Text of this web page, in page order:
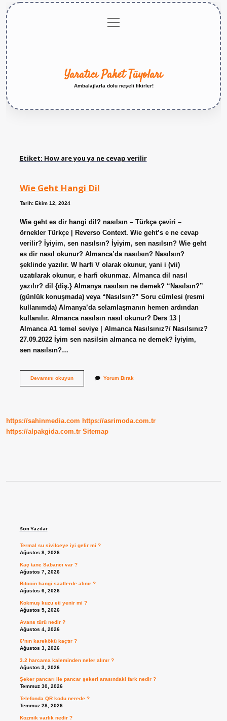
menüyü
aç
Yaratıcı Paket Tüyoları
Ambalajlarla dolu neşeli fikirler!
Etiket: How are you ya ne cevap verilir
Wie Geht Hangi Dil
Tarih: Ekim 12, 2024
Wie geht es dir hangi dil? nasılsın – Türkçe çeviri –
örnekler Türkçe | Reverso Context. Wie geht’s e ne cevap
verilir? İyiyim, sen nasılsın? İyiyim, sen nasılsın? Wie geht
es dir nasıl okunur? Almanca’da nasılsın? Nasılsın?
şeklinde yazılır. W harfi V olarak okunur, yani i (vii)
uzatılarak okunur, e harfi okunmaz. Almanca dil nasıl
yazılır? dil {diş.} Almanya nasılsın ne demek? “Nasılsın?”
(günlük konuşmada) veya “Nasılsın?” Soru cümlesi (resmi
kullanımda) Almanya’da selamlaşmanın hemen ardından
kullanılır. Almanca nasılsın nasıl okunur? Ders 13 |
Almanca A1 temel seviye | Almanca Nasılsınız?/ Nasılsınız?
27.09.2022 İyim sen nasilsin almanca ne demek? İyiyim,
sen nasılsın?…
Devamını okuyunWie
Yorum Bırak
https://sahinmedia.com https://asrimoda.com.tr
https://alpakgida.com.tr Sitemap
Son Yazılar
Termal su sivilceye iyi gelir mi ?
Ağustos 8, 2026
Kaç tane Sabancı var ?
Ağustos 7, 2026
Bitcoin hangi saatlerde alınır ?
Ağustos 6, 2026
Kokmuş kuzu eti yenir mi ?
Ağustos 5, 2026
Avans türü nedir ?
Ağustos 4, 2026
6’nın karekökü kaçtır ?
Ağustos 3, 2026
3.2 harcama kaleminden neler alınır ?
Ağustos 3, 2026
Şeker pancarı ile pancar şekeri arasındaki fark nedir ?
Temmuz 30, 2026
Telefonda QR kodu nerede ?
Temmuz 28, 2026
Kozmik varlık nedir ?